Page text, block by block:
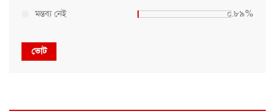
মন্তব্য নেই ০.৮৯%
ভোট